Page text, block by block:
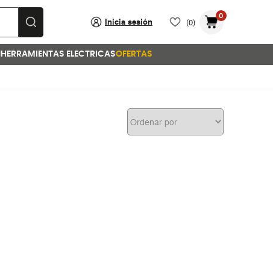
Inicia sesión (0)
0
HERRAMIENTAS ELECTRICASOFERTAS